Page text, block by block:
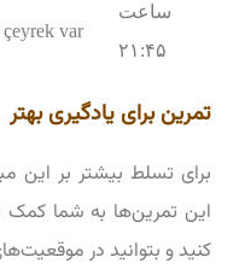
ساعت
۲۱:۴۵
çeyrek var
تمرین برای یادگیری بهتر
برای تسلط بیشتر بر این
این تمرین‌ها به شما کمک
کنید و بتوانید در